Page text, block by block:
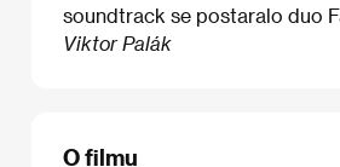
soundtrack se postaralo duo
Viktor Palák
O filmu